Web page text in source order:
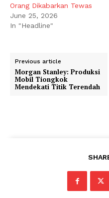
Orang Dikabarkan Tewas
June 25, 2026
In "Headline"
Previous article
Morgan Stanley: Produksi
Mobil Tiongkok
Mendekati Titik Terendah